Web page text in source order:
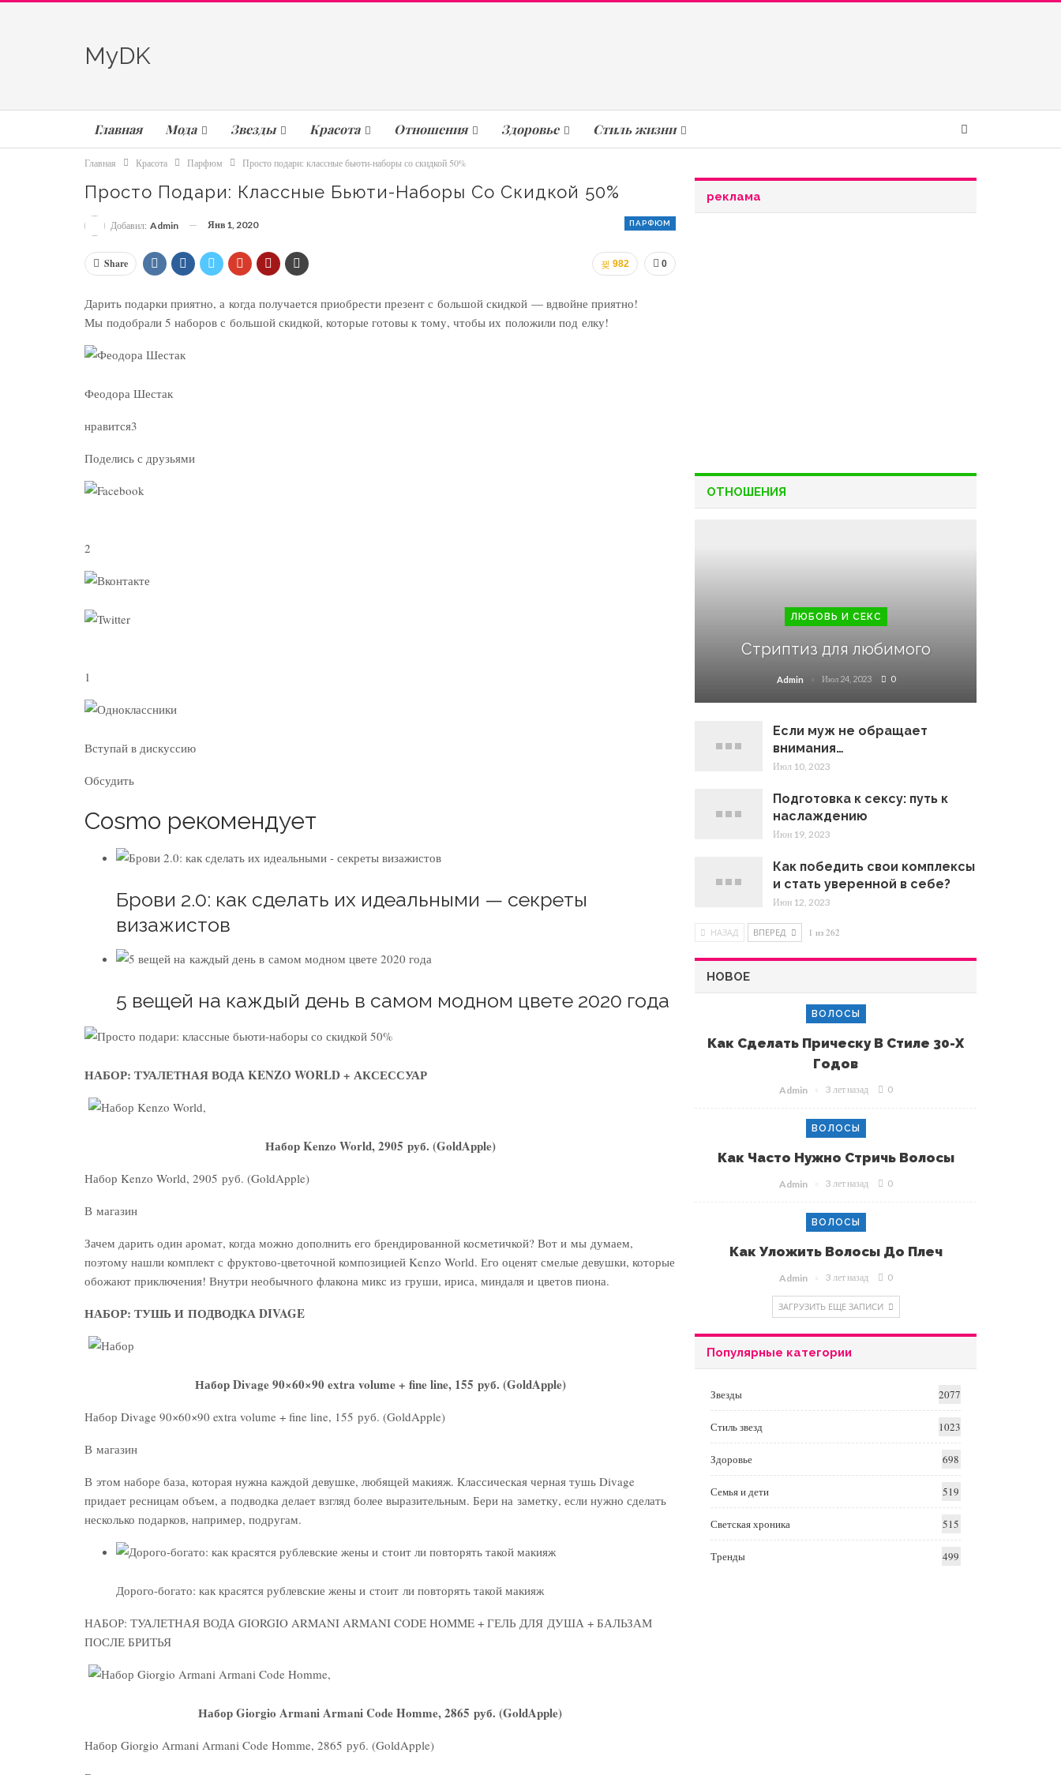
MyDK
Главная Мода Звезды Красота Отношения Здоровье Стиль жизни
Главная Красота Парфюм Просто подари: классные бьюти-наборы со скидкой 50%
Просто Подари: Классные Бьюти-Наборы Со Скидкой 50%
ПАРФЮМ
Добавил: Admin Янв 1, 2020
0
982
Share
Дарить подарки приятно, а когда получается приобрести презент с большой скидкой — вдвойне приятно!
Мы подобрали 5 наборов с большой скидкой, которые готовы к тому, чтобы их положили под елку!
Феодора Шестак
нравится3
Поделись с друзьями
2
1
Вступай в дискуссию
Обсудить
Cosmo рекомендует
Брови 2.0: как сделать их идеальными — секреты
визажистов
5 вещей на каждый день в самом модном цвете 2020 года
НАБОР: ТУАЛЕТНАЯ ВОДА KENZO WORLD + АКСЕССУАР
Набор Kenzo World, 2905 руб. (GoldApple)
Набор Kenzo World, 2905 руб. (GoldApple)
В магазин
Зачем дарить один аромат, когда можно дополнить его брендированной косметичкой? Вот и мы думаем,
поэтому нашли комплект с фруктово-цветочной композицией Kenzo World. Его оценят смелые девушки, которые
обожают приключения! Внутри необычного флакона микс из груши, ириса, миндаля и цветов пиона.
НАБОР: ТУШЬ И ПОДВОДКА DIVAGE
Набор Divage 90×60×90 extra volume + fine line, 155 руб. (GoldApple)
Набор Divage 90×60×90 extra volume + fine line, 155 руб. (GoldApple)
В магазин
В этом наборе база, которая нужна каждой девушке, любящей макияж. Классическая черная тушь Divage
придает ресницам объем, а подводка делает взгляд более выразительным. Бери на заметку, если нужно сделать
несколько подарков, например, подругам.
Дорого-богато: как красятся рублевские жены и стоит ли повторять такой макияж
НАБОР: ТУАЛЕТНАЯ ВОДА GIORGIO ARMANI ARMANI CODE HOMME + ГЕЛЬ ДЛЯ ДУША + БАЛЬЗАМ
ПОСЛЕ БРИТЬЯ
Набор Giorgio Armani Armani Code Homme, 2865 руб. (GoldApple)
Набор Giorgio Armani Armani Code Homme, 2865 руб. (GoldApple)
реклама
ОТНОШЕНИЯ
ЛЮБОВЬ И СЕКС
Стриптиз для любимого
Admin Июл 24, 2023 0
Если муж не обращает
внимания…
Июл 10, 2023
Подготовка к сексу: путь к
наслаждению
Июн 19, 2023
Как победить свои комплексы
и стать уверенной в себе?
Июн 12, 2023
НАЗАД ВПЕРЕД 1 из 262
НОВОЕ
ВОЛОСЫ
Как Сделать Прическу В Стиле 30-Х
Годов
Admin 3 лет назад 0
ВОЛОСЫ
Как Часто Нужно Стричь Волосы
Admin 3 лет назад 0
ВОЛОСЫ
Как Уложить Волосы До Плеч
Admin 3 лет назад 0
ЗАГРУЗИТЬ ЕЩЕ ЗАПИСИ
Популярные категории
Звезды 2077
Стиль звезд 1023
Здоровье 698
Семья и дети 519
Светская хроника 515
Тренды 499